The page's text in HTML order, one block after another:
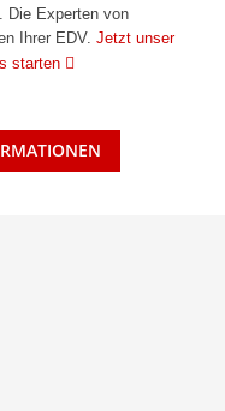
Die Experten von
Ihrer EDV. Jetzt unser
starten 